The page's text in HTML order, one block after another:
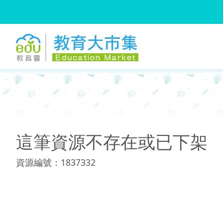
:::
這筆資源不存在或已下架
資源編號：1837332